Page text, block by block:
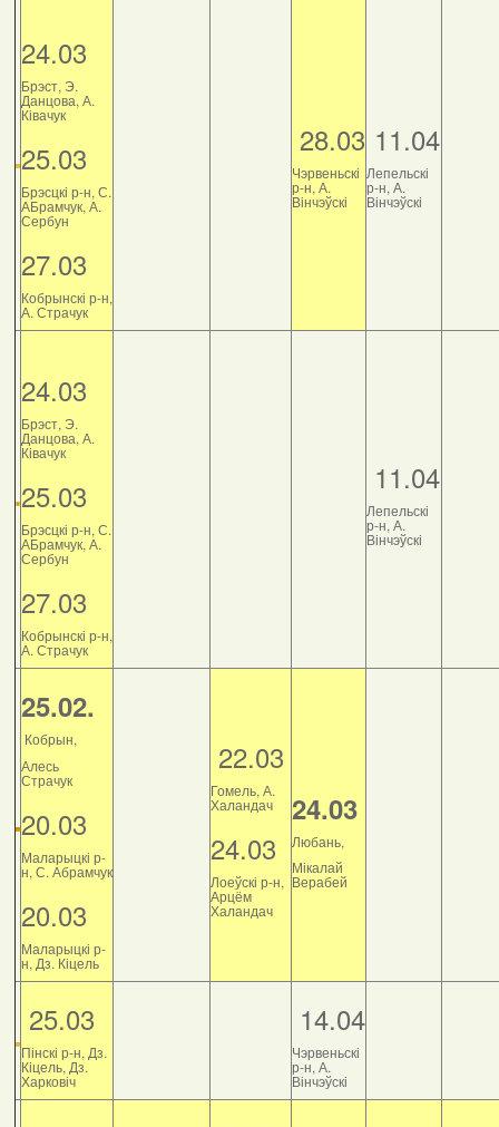
24.03
Брэст, Э.
Данцова, А.
Ківачук
25.03
Брэсцкі р-н, С.
АБрамчук, А.
Сербун
27.03
Кобрынскі р-н,
А. Страчук
28.03
Чэрвеньскі
р-н, А.
Вінчэўскі
11.04
Лепельскі
р-н, А.
Вінчэўскі
24.03
Брэст, Э.
Данцова, А.
Ківачук
25.03
Брэсцкі р-н, С.
АБрамчук, А.
Сербун
27.03
Кобрынскі р-н,
А. Страчук
11.04
Лепельскі
р-н, А.
Вінчэўскі
25.02.
Кобрын,
Алесь
Страчук
20.03
Маларыцкі р-
н, С. Абрамчук
20.03
Маларыцкі р-
н, Дз. Кіцель
22.03
Гомель, А.
Халандач
24.03
Лоеўскі р-н,
Арцём
Халандач
24.03
Любань,
Мікалай
Верабей
25.03
Пінскі р-н, Дз.
Кіцель, Дз.
Харковіч
14.04
Чэрвеньскі
р-н, А.
Вінчэўскі